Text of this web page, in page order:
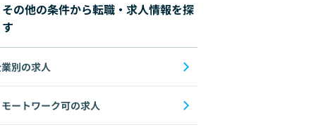
その他の条件から転職・求人情報を探
す
別の求人
モートワーク可の求人